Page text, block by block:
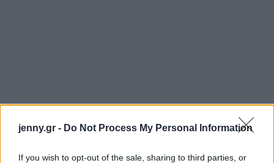
jenny.gr - Do Not Process My Personal Information
If you wish to opt-out of the sale, sharing to third parties, or